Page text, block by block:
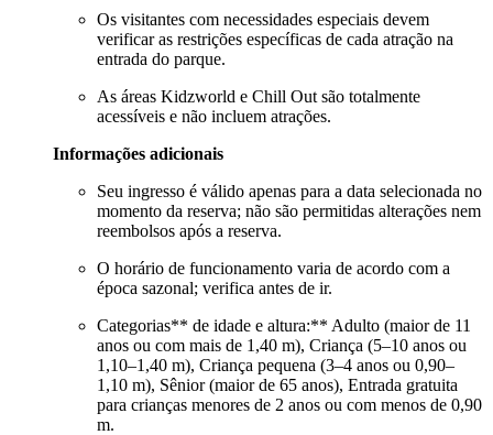
Os visitantes com necessidades especiais devem
verificar as restrições específicas de cada atração na
entrada do parque.
As áreas Kidzworld e Chill Out são totalmente
acessíveis e não incluem atrações.
Informações adicionais
Seu ingresso é válido apenas para a data selecionada no
momento da reserva; não são permitidas alterações nem
reembolsos após a reserva.
O horário de funcionamento varia de acordo com a
época sazonal; verifica antes de ir.
Categorias** de idade e altura:** Adulto (maior de 11
anos ou com mais de 1,40 m), Criança (5–10 anos ou
1,10–1,40 m), Criança pequena (3–4 anos ou 0,90–
1,10 m), Sênior (maior de 65 anos), Entrada gratuita
para crianças menores de 2 anos ou com menos de 0,90
m.